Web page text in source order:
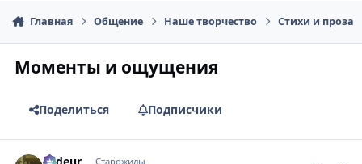
Главная Общение Наше творчество Стихи и проза
Моменты и ощущения
Поделиться Подписчики
Старожилы